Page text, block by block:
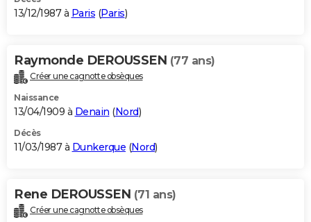
13/12/1987 à Paris (Paris)
Raymonde DEROUSSEN (77 ans)
Créer une cagnotte obsèques
Naissance
13/04/1909 à Denain (Nord)
Décès
11/03/1987 à Dunkerque (Nord)
Rene DEROUSSEN (71 ans)
Créer une cagnotte obsèques